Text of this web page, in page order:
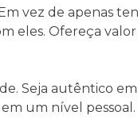
vez de apenas
eles. Ofereça
Seja autêntico
um nível pessoal.